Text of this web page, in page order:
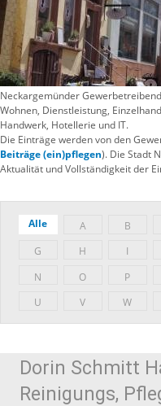
Neckargemünder
Wohnen, Dienstleistung,
Handwerk, Hotellerie und IT.
Die Einträge werden von den
Beiträge (ein)pflegen). Die Stadt
Aktualität und Vollständigkeit der
Alle A B
G H I
N
O P
U
V W
Dorin Schmitt
Reinigungs,